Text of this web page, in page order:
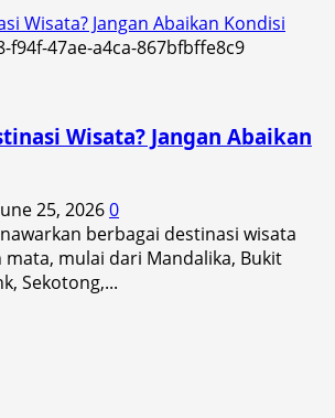
Wisata? Jangan Abaikan Kondisi
Wisata? Jangan Abaikan
25, 20260
berbagai destinasi wisata
mulai dari Mandalika, Bukit
Sekotong,...